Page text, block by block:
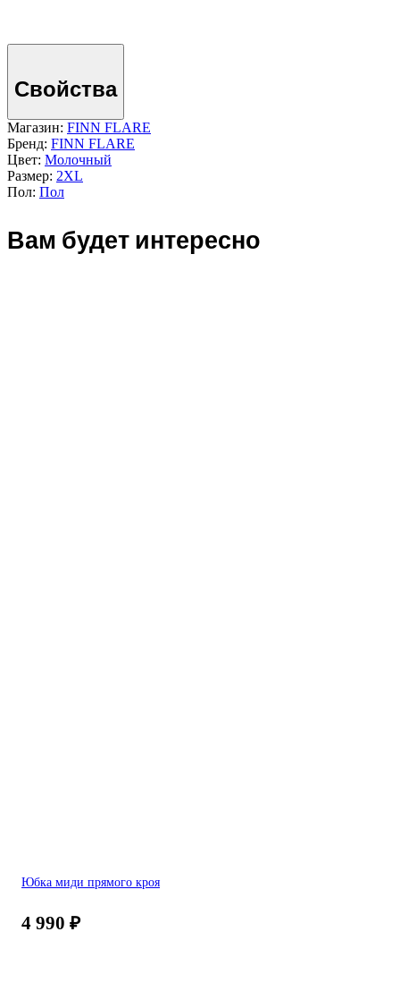
Свойства
Магазин: FINN FLARE
Бренд: FINN FLARE
Цвет: Молочный
Размер: 2XL
Пол: Пол
Вам будет интересно
Юбка миди прямого кроя
4 990 ₽